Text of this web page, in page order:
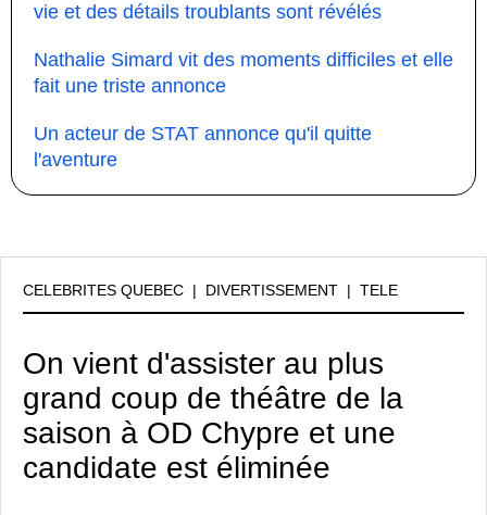
vie et des détails troublants sont révélés
Nathalie Simard vit des moments difficiles et elle
fait une triste annonce
Un acteur de STAT annonce qu'il quitte
l'aventure
CELEBRITES QUEBEC | DIVERTISSEMENT | TELE
On vient d'assister au plus
grand coup de théâtre de la
saison à OD Chypre et une
candidate est éliminée